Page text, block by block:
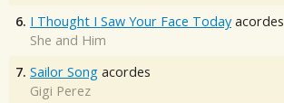
6. I Thought I Saw Your Face Today acordes
She and Him
7. Sailor Song acordes
Gigi Perez